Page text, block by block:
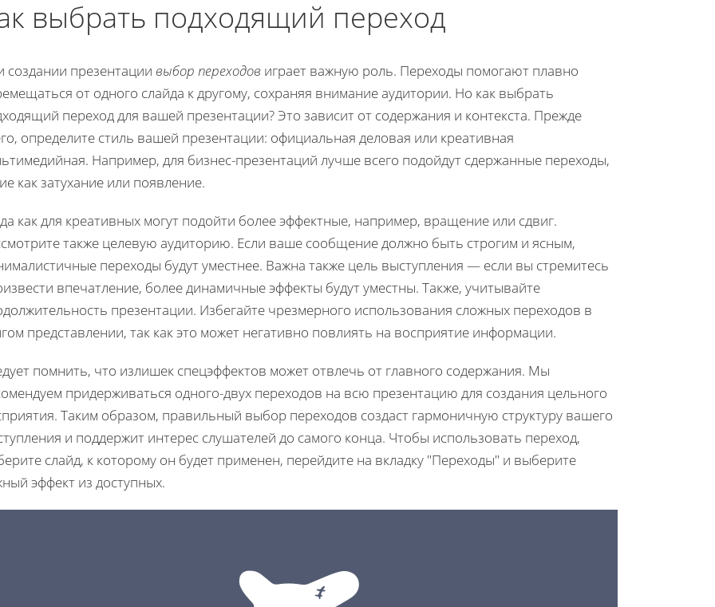
выбрать подходящий переход
создании презентации выбор переходов играет важную роль. Переходы помогают плавно
от одного слайда к другому, сохраняя внимание аудитории. Но как выбрать
переход для вашей презентации? Это зависит от содержания и контекста. Прежде
определите стиль вашей презентации: официальная деловая или креативная
Например, для бизнес-презентаций лучше всего подойдут сдержанные переходы,
как затухание или появление.
как для креативных могут подойти более эффектные, например, вращение или сдвиг.
также целевую аудиторию. Если ваше сообщение должно быть строгим и ясным,
переходы будут уместнее. Важна также цель выступления — если вы стремитесь
впечатление, более динамичные эффекты будут уместны. Также, учитывайте
презентации. Избегайте чрезмерного использования сложных переходов в
представлении, так как это может негативно повлиять на восприятие информации.
помнить, что излишек спецэффектов может отвлечь от главного содержания. Мы
придерживаться одного-двух переходов на всю презентацию для создания цельного
Таким образом, правильный выбор переходов создаст гармоничную структуру вашего
и поддержит интерес слушателей до самого конца. Чтобы использовать переход,
слайд, к которому он будет применен, перейдите на вкладку "Переходы" и выберите
эффект из доступных.